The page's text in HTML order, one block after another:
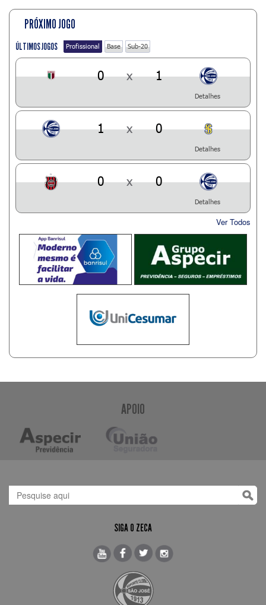
PRÓXIMO JOGO
ÚLTIMOS JOGOS Profissional Base Sub-20
0 x 1
Detalhes
1 x 0
Detalhes
0 x 0
Detalhes
Ver Todos
APOIO
SIGA O ZECA